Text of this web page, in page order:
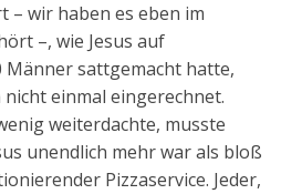
– wir haben es eben im
–, wie Jesus auf
Männer sattgemacht hatte,
einmal eingerechnet.
weiterdachte, musste
unendlich mehr war als bloß
Pizzaservice. Jeder,